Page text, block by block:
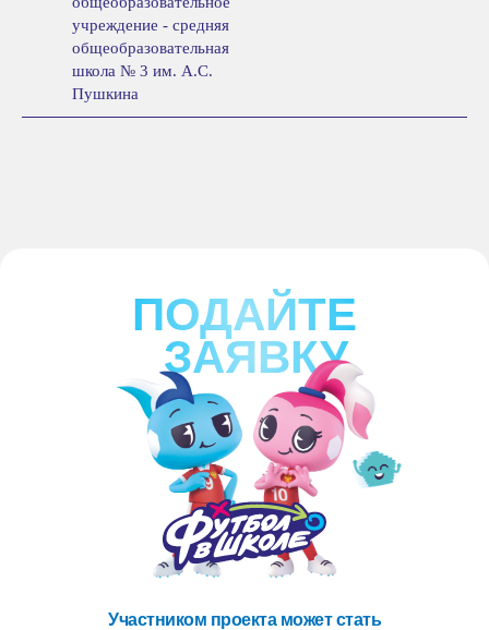
учреждение - средняя
общеобразовательная
школа № 3 им. А.С.
Пушкина
ЗАЯВКУ
ПОДАЙТЕ
Участником проекта может стать